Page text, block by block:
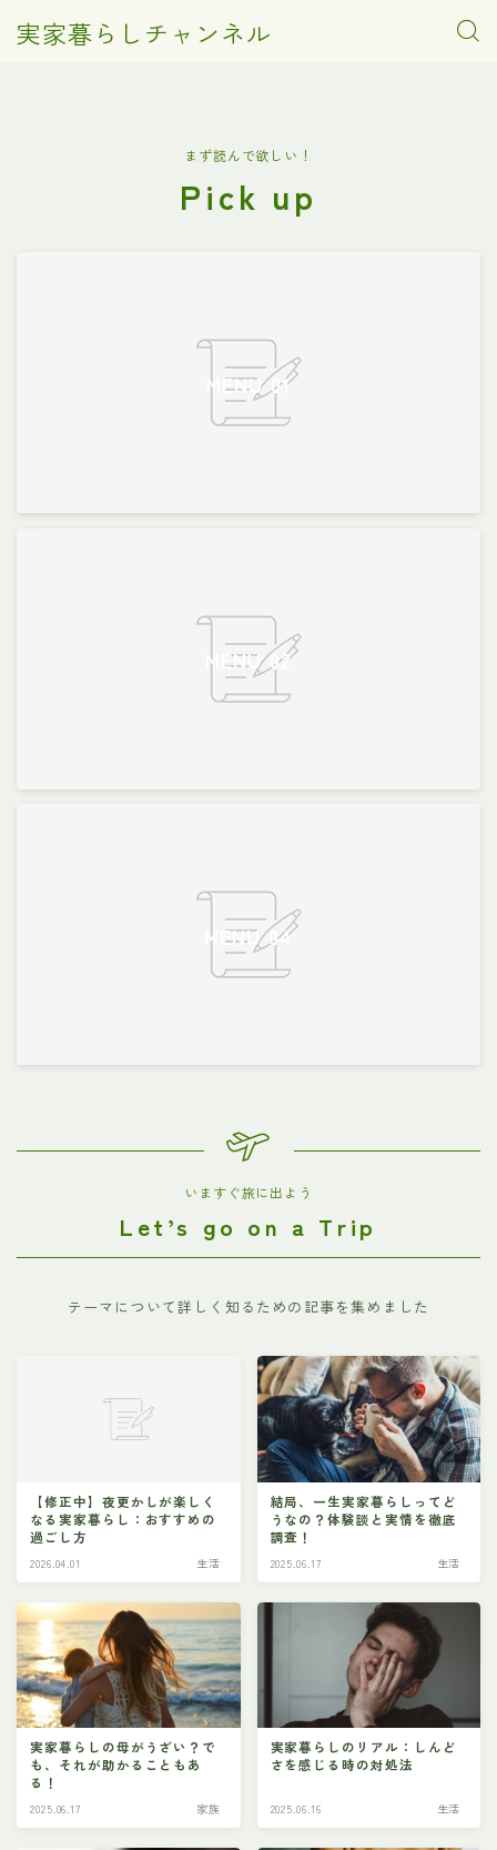
実家暮らしチャンネル
まず読んで欲しい！
Pick up
MENU 01
MENU 02
MENU 04
いますぐ旅に出よう
Let’s go on a Trip
テーマについて詳しく知るための記事を集めました
【修正中】夜更かしが楽しく
なる実家暮らし：おすすめの
過ごし方
2026.04.01 生活
結局、一生実家暮らしってど
うなの？体験談と実情を徹底
調査！
2025.06.17 生活
実家暮らしの母がうざい？で
も、それが助かることもあ
る！
2025.06.17 家族
実家暮らしのリアル：しんど
さを感じる時の対処法
2025.06.16 生活